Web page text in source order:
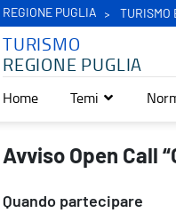
REGIONE PUGLIA TURISMO
TURISMO
REGIONE PUGLIA
Home Temi
Eventi Secondo
Avviso Open Call
Quando partecipare